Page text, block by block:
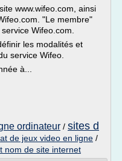
www.wifeo.com, ainsi
"Le membre"
Wifeo.com.
les modalités et
service Wifeo.
à...
ordinateur / sites d
de jeux video en ligne /
nom de site internet